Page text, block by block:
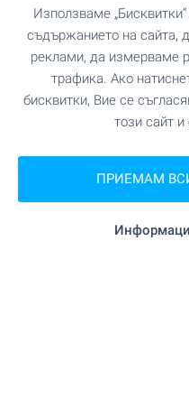
гр. Самоков, бул.
0882 817 460
Офис Банско
гр. Банско, ул. Никола
0882 817 461
Офис Дупница
0882 817 449
Използваме
съдържанието на сайта,
реклами, да измерваме
трафика. Ако
бисквитки, Вие се
този сайт и
ПРИЕМАМ